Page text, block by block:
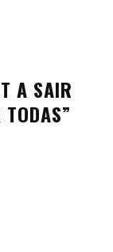
A SAIR